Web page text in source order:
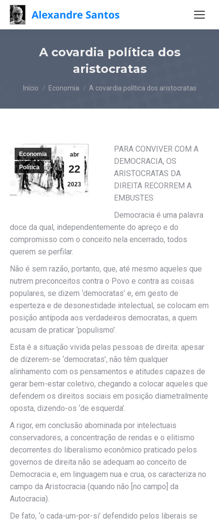
A covardia política dos
aristocratas
Você está aqui:
Início Economia A covardia política dos aristocratas
abr
22
2023
Economia
Política
PARA CONVIVER COM A
DEMOCRACIA, OS
ARISTOCRATAS DA
DIREITA RECORREM A
EMBUSTES
Democracia é uma palavra
doce da qual, independentemente do apreço e do
compromisso com o conceito nela encerrado, todos
querem se perfilar.
Não é sem razão, portanto, que, até mesmo aqueles que
nutrem preconceitos contra o Povo e contra as coisas
populares, se dizem ‘democratas’ e, em gesto de
esperteza e de desonestidade intelectual, se colocam em
posição antípoda aos verdadeiros democratas, a quem
acusam de praticar ‘populismo’.
Esta é a situação vivida pelas pessoas de direita: apesar
de dizerem-se ‘democratas’, não têm qualquer
alinhamento com os pensamentos e atitudes capazes de
gerar bem-estar coletivo, chegando a colocar aqueles que
defendem os direitos sociais em posição diametralmente
oposta, dizendo-os ‘de esquerda’.
A rigor, em conclusão abominada por intelectuais
conservadores, a concentração de rendas e o elitismo
decorrentes do liberalismo econômico praticado pelos
governos de direita não se adequam ao conceito de
Democracia e, em linguagem nua e crua, os caracteriza no
campo da Aristocracia (quando não [no campo] da
Autocracia).
De fato, ‘o cada-um-por-si’ defendido pelos liberais se